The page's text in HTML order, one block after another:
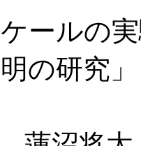
ケールの
の研究」